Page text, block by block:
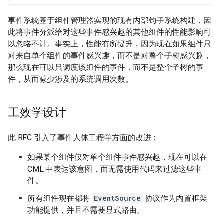
事件系统基于组件管理器实现的现有内部钩子系统构建，因
此将事件分派给对这些事件感兴趣的其他组件的性能影响可
以忽略不计。事实上，性能有所提升，因为现在如果组件只
对来自单个组件的事件感兴趣，而不是对整个子树感兴趣，
那么现在可以只调度该组件的事件，而不是整个子树的事
件，从而减少涉及的系统调用次数。
工效学设计
此 RFC 引入了事件人体工程学方面的改进：
如果某个组件仅对单个组件事件感兴趣，现在可以在
CML 中表达该意图，而无需使用代码来过滤这些事
件。
所有组件现在都将 EventSource 协议作为内置框架
功能提供，并且不需要显式路由。